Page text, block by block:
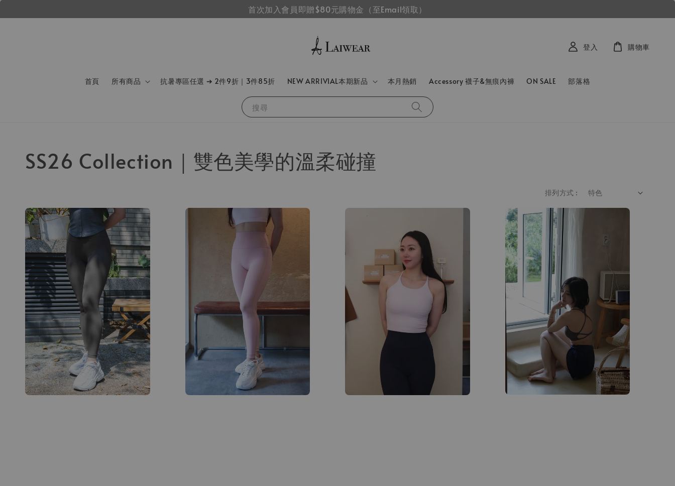
首次加入會員即贈$80元購物金（至Email領取）
搜尋
首頁 所有商品 抗暑專區任選 ➔ 2件9折｜3件85折 NEW ARRIVIAL本期新品 本月熱銷 Accessory 襪子&無痕內褲 ON SALE 部落格
登入 購物車
SS26 Collection｜雙色美學的溫柔碰撞
排列方式 :